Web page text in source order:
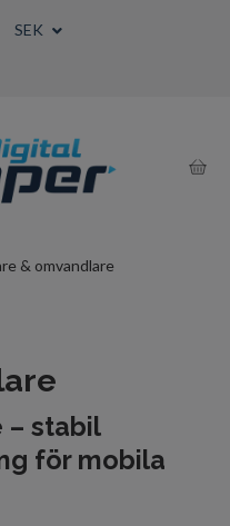
SEK
& omvandlare
– stabil
för mobila